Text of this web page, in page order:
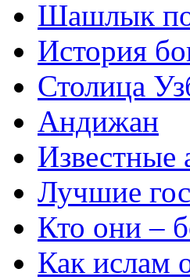
Шашлык
История
Столица
Андижан
Известные
Лучшие
Кто они –
Как ислам